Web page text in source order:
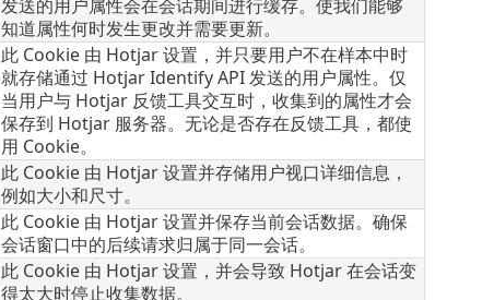
发送的用户属性会在会话期间进行缓存。使我们能够
知道属性何时发生更改并需要更新。
此 Cookie 由 Hotjar 设置，并只要用户不在样本中时
就存储通过 Hotjar Identify API 发送的用户属性。仅
当用户与 Hotjar 反馈工具交互时，收集到的属性才会
保存到 Hotjar 服务器。无论是否存在反馈工具，都使
用 Cookie。
此 Cookie 由 Hotjar 设置并存储用户视口详细信息，
例如大小和尺寸。
此 Cookie 由 Hotjar 设置并保存当前会话数据。确保
会话窗口中的后续请求归属于同一会话。
此 Cookie 由 Hotjar 设置，并会导致 Hotjar 在会话变
得太大时停止收集数据。